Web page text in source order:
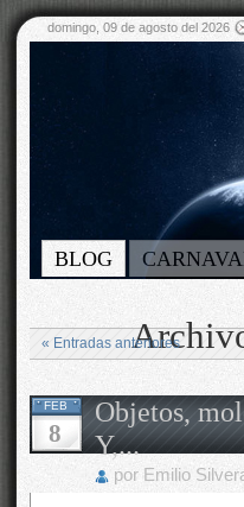
domingo, 09 de agosto del 2026
BLOG
« Entradas anteriores
FEB
8
Objetos,
Y,...
por Emilio